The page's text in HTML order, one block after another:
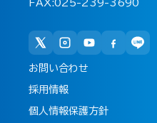
FAX:025-239-3690
お問い合わせ
採用情報
個人情報保護方針